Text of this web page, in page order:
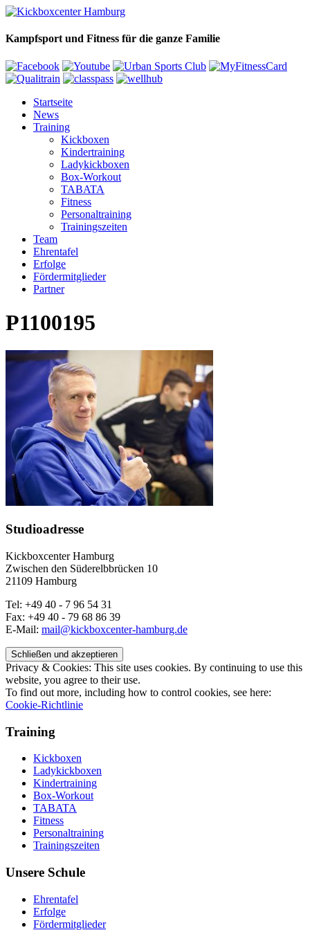
Kampfsport und Fitness für die ganze Familie
Startseite
News
Training
Kickboxen
Kindertraining
Ladykickboxen
Box-Workout
TABATA
Fitness
Personaltraining
Trainingszeiten
Team
Ehrentafel
Erfolge
Fördermitglieder
Partner
P1100195
Studioadresse
Kickboxcenter Hamburg
Zwischen den Süderelbbrücken 10
21109 Hamburg
Tel: +49 40 - 7 96 54 31
Fax: +49 40 - 79 68 86 39
E-Mail: mail@kickboxcenter-hamburg.de
Privacy & Cookies: This site uses cookies. By continuing to use this
website, you agree to their use.
To find out more, including how to control cookies, see here:
Cookie-Richtlinie
Training
Kickboxen
Ladykickboxen
Kindertraining
Box-Workout
TABATA
Fitness
Personaltraining
Trainingszeiten
Unsere Schule
Ehrentafel
Erfolge
Fördermitglieder